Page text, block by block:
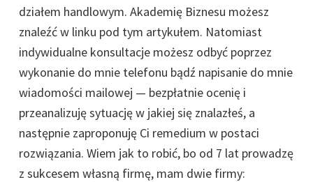
działem handlowym. Akademię Biznesu możesz
znaleźć w linku pod tym artykułem. Natomiast
indywidualne konsultacje możesz odbyć poprzez
wykonanie do mnie telefonu bądź napisanie do mnie
wiadomości mailowej — bezpłatnie ocenię i
przeanalizuję sytuację w jakiej się znalazłeś, a
następnie zaproponuję Ci remedium w postaci
rozwiązania. Wiem jak to robić, bo od 7 lat prowadzę
z sukcesem własną firmę, mam dwie firmy: